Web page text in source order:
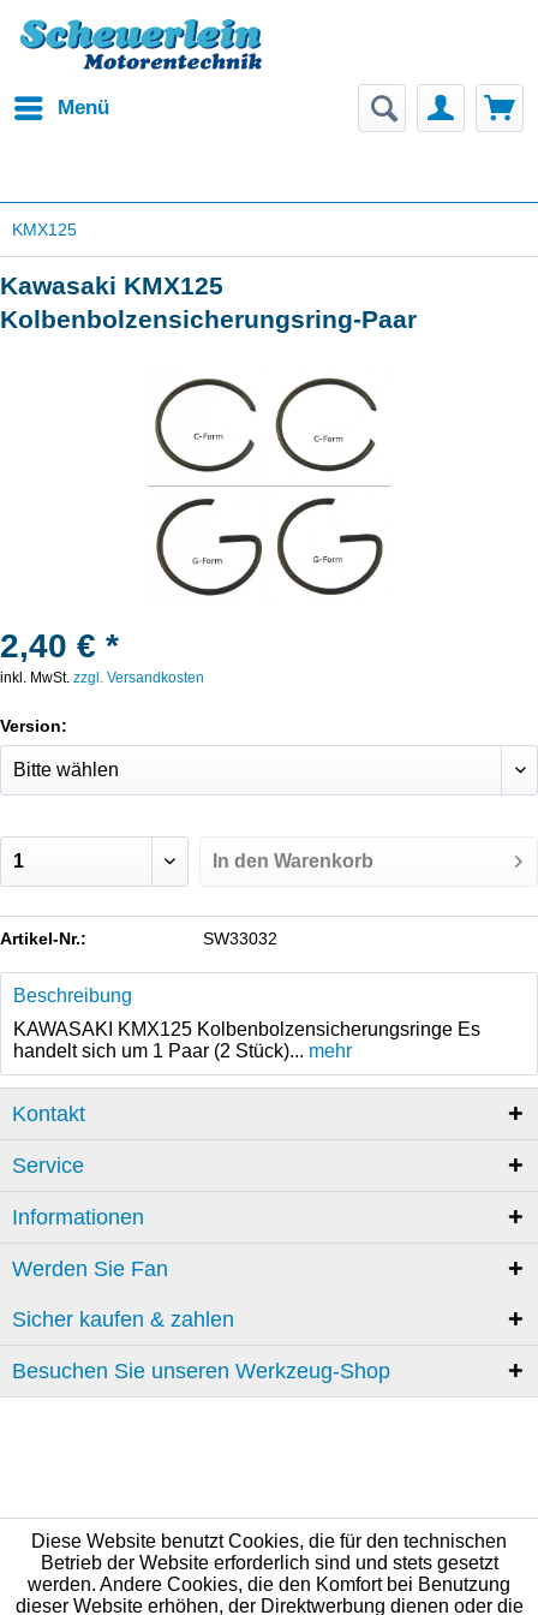
Menü
KMX125
Kawasaki KMX125
Kolbenbolzensicherungsring-Paar
2,40 € *
inkl. MwSt. zzgl. Versandkosten
Version:
In den Warenkorb
Artikel-Nr.: SW33032
Beschreibung
KAWASAKI KMX125 Kolbenbolzensicherungsringe Es
handelt sich um 1 Paar (2 Stück)... mehr
Kontakt
Service
Informationen
Werden Sie Fan
Sicher kaufen & zahlen
Besuchen Sie unseren Werkzeug-Shop
Diese Website benutzt Cookies, die für den technischen
Betrieb der Website erforderlich sind und stets gesetzt
werden. Andere Cookies, die den Komfort bei Benutzung
dieser Website erhöhen, der Direktwerbung dienen oder die